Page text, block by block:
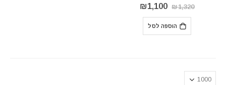
₪1,320
המחיר
המקורי
היה:
₪1,320.
₪1,100
הוספה לסל